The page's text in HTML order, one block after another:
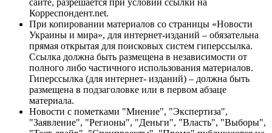
сайте, разрешается при условии ссылки на
Корреспондент.net.
При копировании материалов со страницы «Новости
Украины и мира», для интернет-изданий – обязательна
прямая открытая для поисковых систем гиперссылка.
Ссылка должна быть размещена в независимости от
полного либо частичного использования материалов.
Гиперссылка (для интернет- изданий) – должна быть
размещена в подзаголовке или в первом абзаце
материала.
Новости с пометками "Мнение", "Экспертиза",
"Заявление", "Регионы", "Деньги", "Власть", "Выборы",